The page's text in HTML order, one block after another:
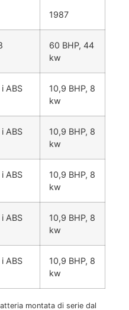
1987
60 BHP, 44
kw
ABS
10,9 BHP, 8
kw
ABS
10,9 BHP, 8
kw
ABS
10,9 BHP, 8
kw
ABS
10,9 BHP, 8
kw
ABS
10,9 BHP, 8
kw
montata di serie dal